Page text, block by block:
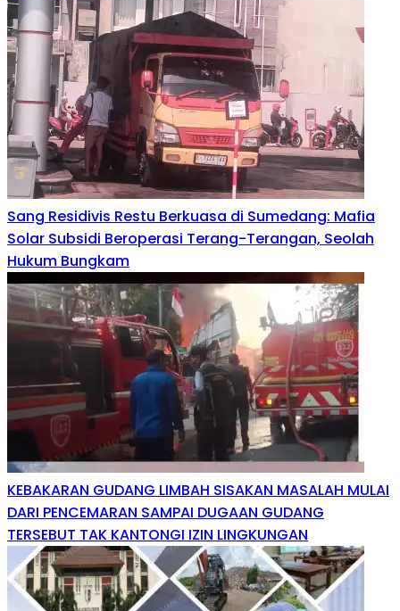
Sang Residivis Restu Berkuasa di Sumedang: Mafia
Solar Subsidi Beroperasi Terang-Terangan, Seolah
Hukum Bungkam
KEBAKARAN GUDANG LIMBAH SISAKAN MASALAH MULAI
DARI PENCEMARAN SAMPAI DUGAAN GUDANG
TERSEBUT TAK KANTONGI IZIN LINGKUNGAN